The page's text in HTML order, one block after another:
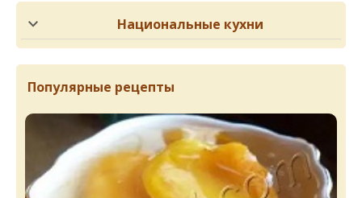
Национальные кухни
Популярные рецепты